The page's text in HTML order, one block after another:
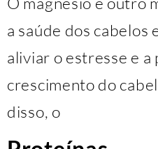
a saúde dos cabelos
aliviar o estresse e a
crescimento do
disso, o